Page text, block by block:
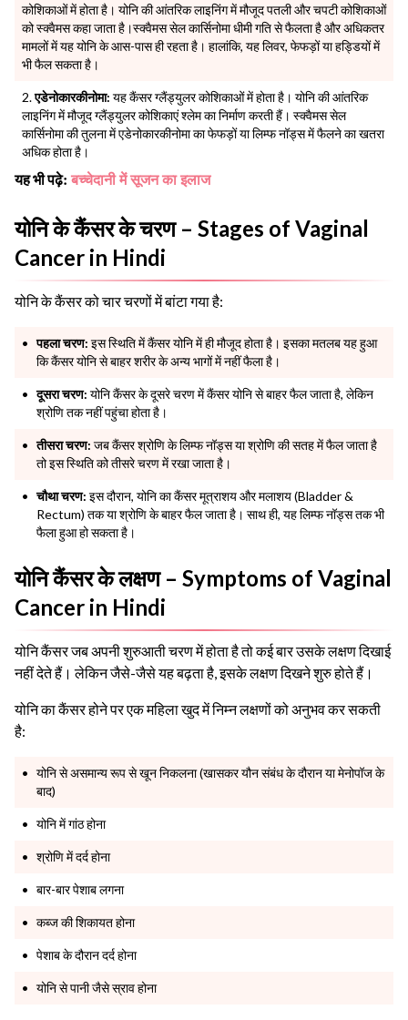
कोशिकाओं में होता है। योनि की आंतरिक लाइनिंग में मौजूद पतली और चपटी कोशिकाओं
को स्क्वैमस कहा जाता है।स्क्वैमस सेल कार्सिनोमा धीमी गति से फैलता है और अधिकतर
मामलों में यह योनि के आस-पास ही रहता है। हालांकि, यह लिवर, फेफड़ों या हड्डियों में
भी फैल सकता है।
एडेनोकारकीनोमा: यह कैंसर ग्लैंड्युलर कोशिकाओं में होता है। योनि की आंतरिक
लाइनिंग में मौजूद ग्लैंड्युलर कोशिकाएं श्लेम का निर्माण करती हैं। स्क्वैमस सेल
कार्सिनोमा की तुलना में एडेनोकारकीनोमा का फेफड़ों या लिम्फ नॉड्स में फैलने का खतरा
अधिक होता है।
यह भी पढ़े: बच्चेदानी में सूजन का इलाज
योनि के कैंसर के चरण – Stages of Vaginal
Cancer in Hindi
योनि के कैंसर को चार चरणों में बांटा गया है:
पहला चरण: इस स्थिति में कैंसर योनि में ही मौजूद होता है। इसका मतलब यह हुआ
कि कैंसर योनि से बाहर शरीर के अन्य भागों में नहीं फैला है।
दूसरा चरण: योनि कैंसर के दूसरे चरण में कैंसर योनि से बाहर फैल जाता है, लेकिन
श्रोणि तक नहीं पहुंचा होता है।
तीसरा चरण: जब कैंसर श्रोणि के लिम्फ नॉड्स या श्रोणि की सतह में फैल जाता है
तो इस स्थिति को तीसरे चरण में रखा जाता है।
चौथा चरण: इस दौरान, योनि का कैंसर मूत्राशय और मलाशय (Bladder &
Rectum) तक या श्रोणि के बाहर फैल जाता है। साथ ही, यह लिम्फ नॉड्स तक भी
फैला हुआ हो सकता है।
योनि कैंसर के लक्षण – Symptoms of Vaginal
Cancer in Hindi
योनि कैंसर जब अपनी शुरुआती चरण में होता है तो कई बार उसके लक्षण दिखाई
नहीं देते हैं। लेकिन जैसे-जैसे यह बढ़ता है, इसके लक्षण दिखने शुरु होते हैं।
योनि का कैंसर होने पर एक महिला खुद में निम्न लक्षणों को अनुभव कर सकती
है:
योनि से असमान्य रूप से खून निकलना (खासकर यौन संबंध के दौरान या मेनोपॉज के
बाद)
योनि में गांठ होना
श्रोणि में दर्द होना
बार-बार पेशाब लगना
कब्ज की शिकायत होना
पेशाब के दौरान दर्द होना
योनि से पानी जैसे स्राव होना